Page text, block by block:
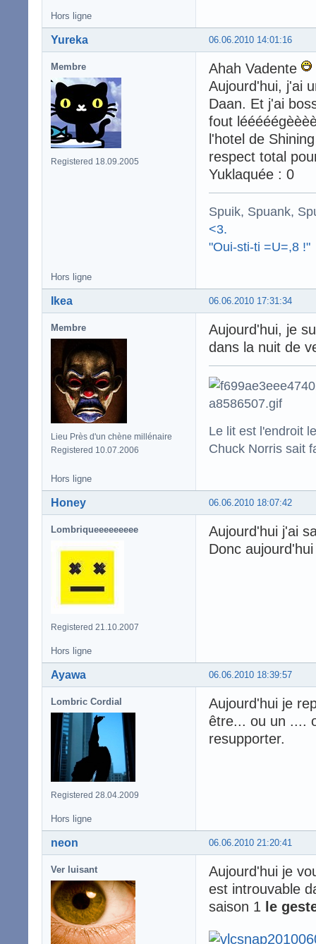
Hors ligne
06.06.2010 14:01:16
Yureka
Membre
Registered 18.09.2005
Ahah Vadente
Aujourd'hui, j'ai
Daan. Et j'ai
fout
l'hotel de
respect total
Yuklaquée : 0
Spuik, Spuank,
<3.
"Oui-sti-ti =U=,8 !"
Hors ligne
06.06.2010 17:31:34
Ikea
Membre
Lieu Près d'un chène millénaire
Registered 10.07.2006
Aujourd'hui, je
dans la nuit de
Le lit est l'endroit
Chuck Norris sait
Hors ligne
06.06.2010 18:07:42
Honey
Lombriqueeeeeeeee
Registered 21.10.2007
Aujourd'hui j'ai
Donc
Hors ligne
06.06.2010 18:39:57
Ayawa
Lombric Cordial
Registered 28.04.2009
Aujourd'hui je
être... ou un ....
resupporter.
Hors ligne
06.06.2010 21:20:41
neon
Ver luisant
Aujourd'hui je
est introuvable
saison 1 le